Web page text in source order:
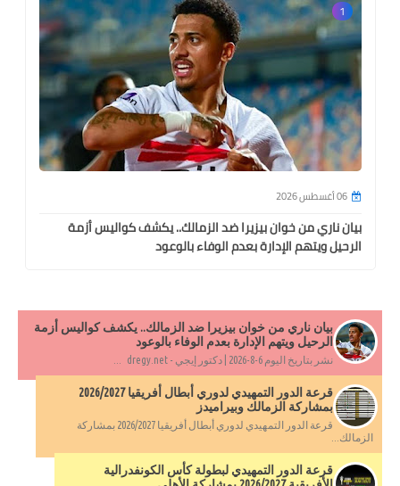
1
06 أغسطس 2026
بيان ناري من خوان بيزيرا ضد الزمالك.. يكشف كواليس أزمة
الرحيل ويتهم الإدارة بعدم الوفاء بالوعود
بيان ناري من خوان بيزيرا ضد الزمالك.. يكشف كواليس أزمة
الرحيل ويتهم الإدارة بعدم الوفاء بالوعود
نشر بتاريخ اليوم 6-8-2026 | دكتور إيجي - dregy.net ...
قرعة الدور التمهيدي لدوري أبطال أفريقيا 2026/2027
بمشاركة الزمالك وبيراميدز
قرعة الدور التمهيدي لدوري أبطال أفريقيا 2026/2027 بمشاركة
الزمالك...
قرعة الدور التمهيدي لبطولة كأس الكونفدرالية